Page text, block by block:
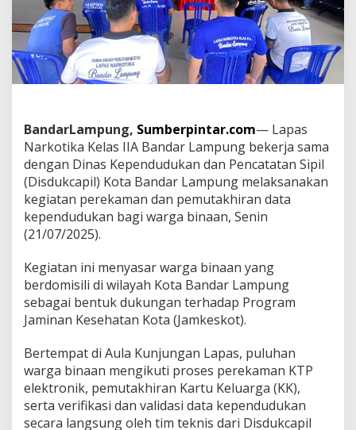
L
p
a
s
N
k
o
t
i
k
a
d
i
s
d
u
a
p
i
l
B
BandarLampung, Sumberpintar.com— Lapas
Narkotika Kelas IIA Bandar Lampung bekerja sama
dengan Dinas Kependudukan dan Pencatatan Sipil
(Disdukcapil) Kota Bandar Lampung melaksanakan
kegiatan perekaman dan pemutakhiran data
kependudukan bagi warga binaan, Senin
(21/07/2025).
Kegiatan ini menyasar warga binaan yang
berdomisili di wilayah Kota Bandar Lampung
sebagai bentuk dukungan terhadap Program
Jaminan Kesehatan Kota (Jamkeskot).
Bertempat di Aula Kunjungan Lapas, puluhan
warga binaan mengikuti proses perekaman KTP
elektronik, pemutakhiran Kartu Keluarga (KK),
serta verifikasi dan validasi data kependudukan
secara langsung oleh tim teknis dari Disdukcapil